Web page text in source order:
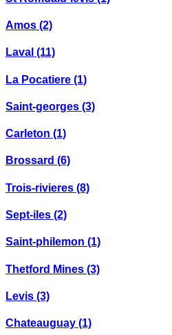
Amos (2)
Laval (11)
La Pocatiere (1)
Saint-georges (3)
Carleton (1)
Brossard (6)
Trois-rivieres (8)
Sept-iles (2)
Saint-philemon (1)
Thetford Mines (3)
Levis (3)
Chateauguay (1)